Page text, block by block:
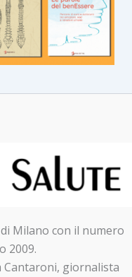
Milano con il numero
2009.
Cantaroni, giornalista